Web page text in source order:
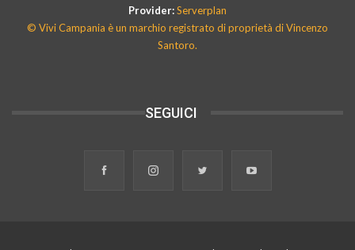
Provider:Serverplan
© Vivi Campania è un marchio registrato di proprietà di Vincenzo
Santoro.
SEGUICI